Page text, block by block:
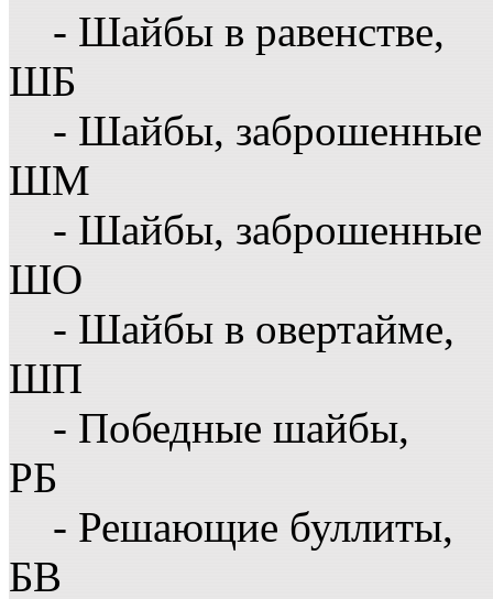
- Шайбы в равенстве,
ШБ
- Шайбы, заброшенные
ШМ
- Шайбы, заброшенные
ШО
- Шайбы в овертайме,
ШП
- Победные шайбы,
РБ
- Решающие буллиты,
БВ